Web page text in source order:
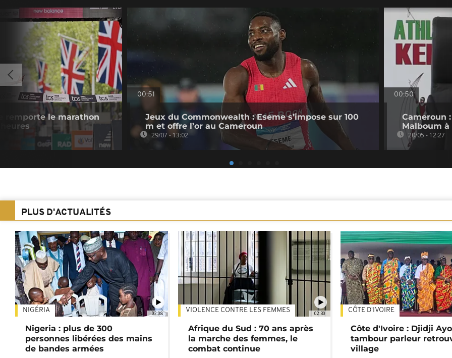
remporte le marathon
00:51
Jeux du Commonwealth : Eseme s’impose sur 100
m et offre l’or au Cameroun
29/07 - 13:02
00:50
Cameroun
Malboum à
20/05 - 12:27
PLUS D'ACTUALITÉS
02:08
NIGÉRIA
Nigeria : plus de 300
personnes libérées des mains
de bandes armées
02:30
VIOLENCE CONTRE LES FEMMES
Afrique du Sud : 70 ans après
la marche des femmes, le
combat continue
CÔTE D'IVOIRE
Côte d'Ivoire : Djidji
tambour parleur
village